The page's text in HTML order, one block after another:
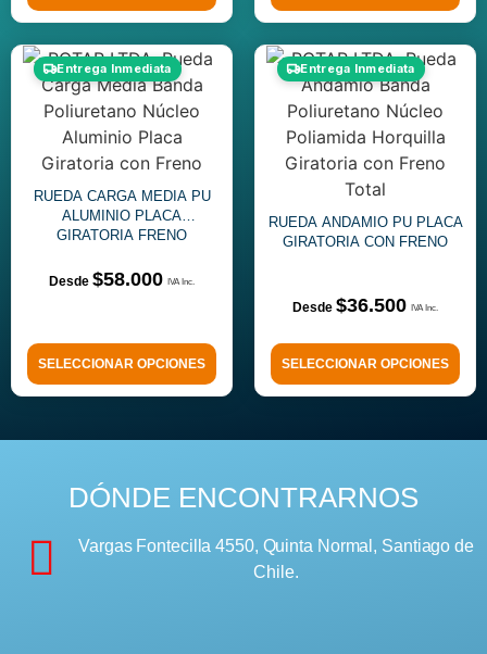
Entrega Inmediata
RUEDA CARGA MEDIA PU
ALUMINIO PLACA
GIRATORIA FRENO
$58.000
SELECCIONAR OPCIONES
Entrega Inmediata
RUEDA ANDAMIO PU PLACA
GIRATORIA CON FRENO
$36.500
SELECCIONAR OPCIONES
DÓNDE ENCONTRARNOS
Vargas Fontecilla 4550, Quinta Normal, Santiago de
Chile.